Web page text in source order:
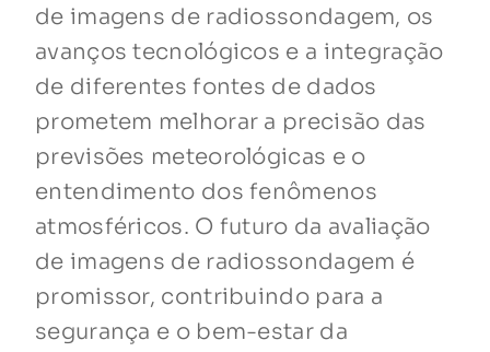
de imagens de radiossondagem, os
avanços tecnológicos e a integração
de diferentes fontes de dados
prometem melhorar a precisão das
previsões meteorológicas e o
entendimento dos fenômenos
atmosféricos. O futuro da avaliação
de imagens de radiossondagem é
promissor, contribuindo para a
segurança e o bem-estar da